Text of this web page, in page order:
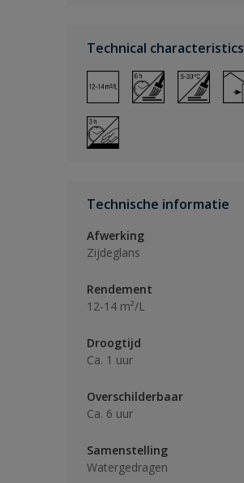
Technical characteristics
Technische informatie
Afwerking
Zijdeglans
Rendement
12-14 m²/L
Droogtijd
Ca. 1 uur
Overschilderbaar
Ca. 6 uur
Samenstelling
Watergedragen